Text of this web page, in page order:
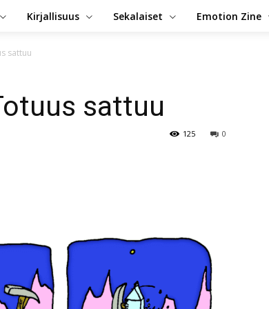
Kirjallisuus Sekalaiset Emotion Zine
sattuu
sattuu
0
125